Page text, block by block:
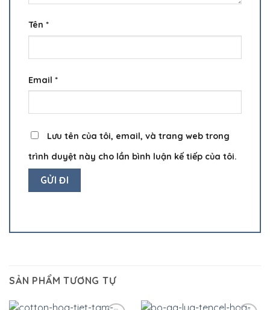
Tên *
Email *
Lưu tên của tôi, email, và trang web trong
trình duyệt này cho lần bình luận kế tiếp của tôi.
SẢN PHẨM TƯƠNG TỰ